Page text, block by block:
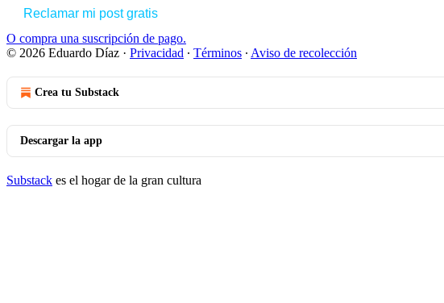
Reclamar mi post gratis
O compra una suscripción de pago.
© 2026 Eduardo Díaz · Privacidad ∙ Términos ∙ Aviso de recolección
Crea tu Substack
Descargar la app
Substack es el hogar de la gran cultura